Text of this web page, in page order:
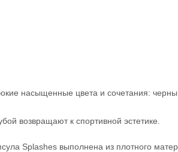
насыщенные цвета и сочетания:
возвращают к спортивной эстетике.
Splashes выполнена из плотного